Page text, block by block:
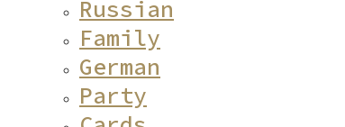
Russian
Family
German
Party